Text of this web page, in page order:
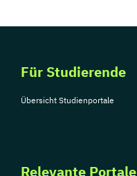
Für Studierende
Übersicht Studienportale
Relevante Portale